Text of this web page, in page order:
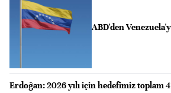
ABD'den
Erdoğan: 2026 yılı için hedefimiz toplam